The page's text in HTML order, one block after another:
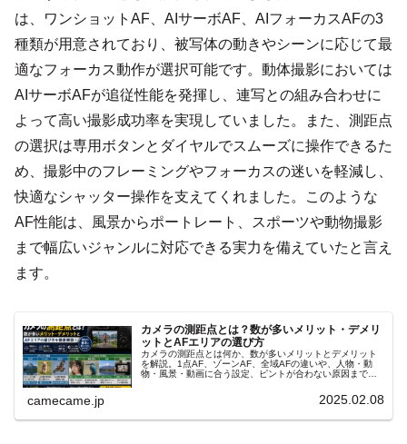
は、ワンショットAF、AIサーボAF、AIフォーカスAFの3
種類が用意されており、被写体の動きやシーンに応じて最
適なフォーカス動作が選択可能です。動体撮影においては
AIサーボAFが追従性能を発揮し、連写との組み合わせに
よって高い撮影成功率を実現していました。また、測距点
の選択は専用ボタンとダイヤルでスムーズに操作できるた
め、撮影中のフレーミングやフォーカスの迷いを軽減し、
快適なシャッター操作を支えてくれました。このような
AF性能は、風景からポートレート、スポーツや動物撮影
まで幅広いジャンルに対応できる実力を備えていたと言え
ます。
カメラの測距点とは？数が多いメリット・デメリ
ットとAFエリアの選び方
カメラの測距点とは何か、数が多いメリットとデメリット
を解説。1点AF、ゾーンAF、全域AFの違いや、人物・動
物・風景・動画に合う設定、ピントが合わない原因までわ
camecame.jp 2025.02.08